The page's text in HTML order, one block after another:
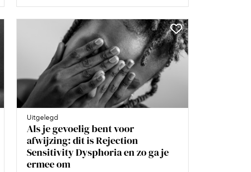
Uitgelegd
Als je gevoelig bent voor
afwijzing: dit is Rejection
Sensitivity Dysphoria en zo ga je
ermee om